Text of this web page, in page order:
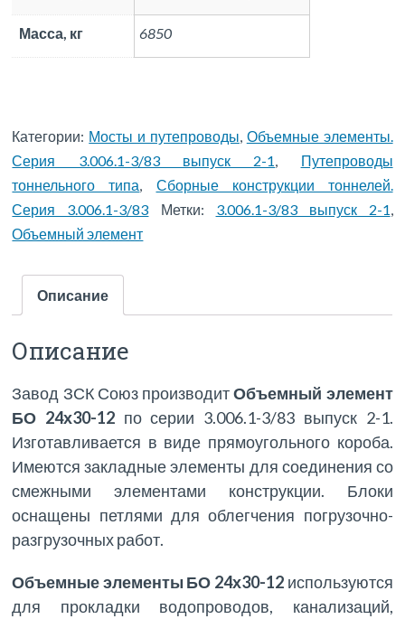
Масса, кг 6850
Категории: Мосты и путепроводы Объемные элементы.
Серия 3.006.1-3/83 выпуск 2-1
Путепроводы
тоннельного типа
Сборные конструкции тоннелей.
Серия 3.006.1-3/83
Метки: 3.006.1-3/83 выпуск 2-1
Объемный элемент
Описание
Описание
Завод ЗСК Союз производитОбъемный элемент
БО 24х30-12 по серии 3.006.1-3/83 выпуск 2-1.
Изготавливается в виде прямоугольного короба.
Имеются закладные элементы для соединения со
смежными элементами конструкции. Блоки
оснащены петлями для облегчения погрузочно-
разгрузочных работ.
Объемные элементы БО 24х30-12 используются
для прокладки водопроводов, канализаций,